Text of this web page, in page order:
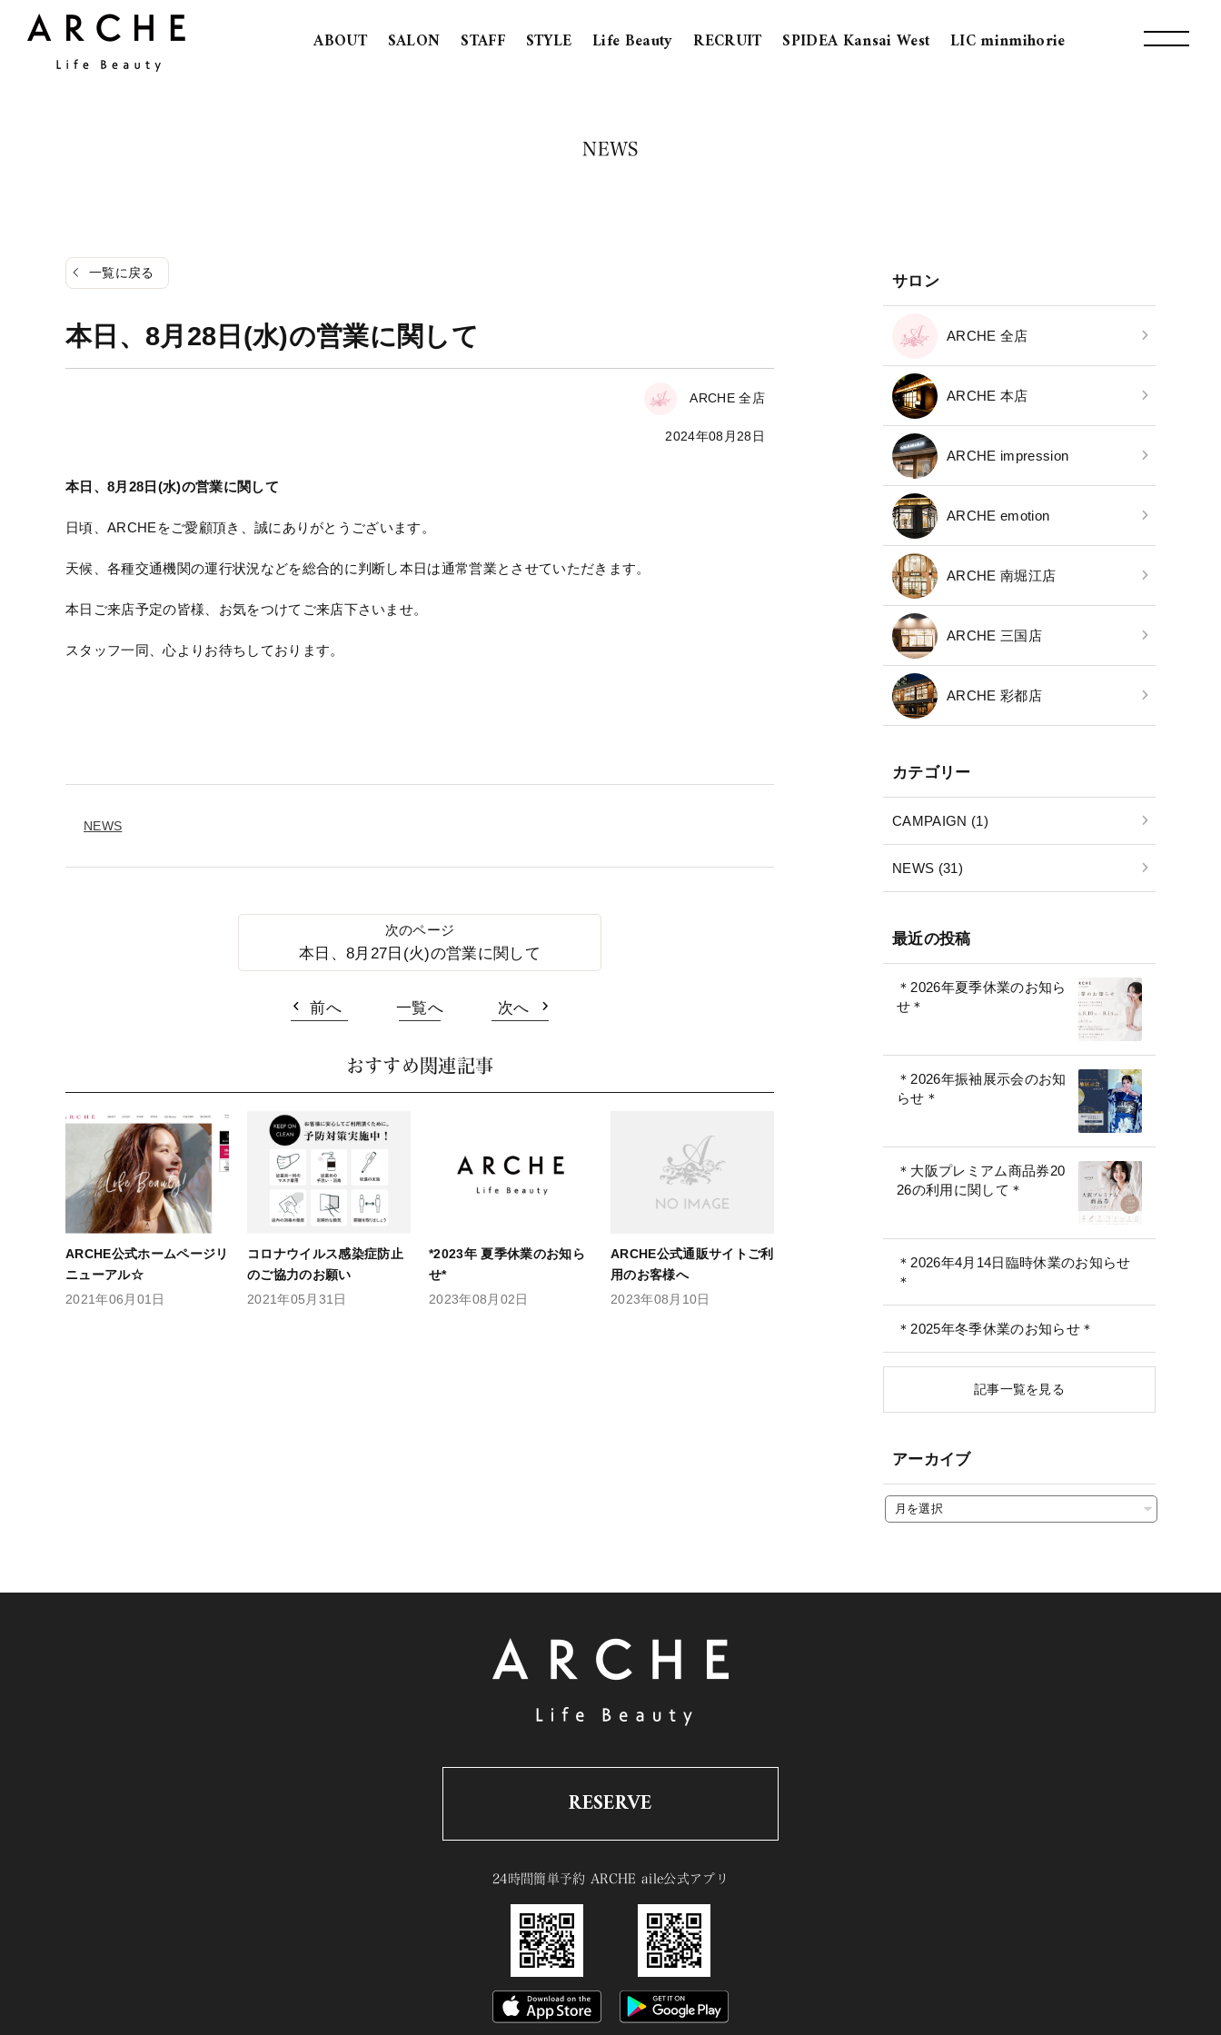
ABOUT SALON STAFF STYLE Life Beauty RECRUIT SPIDEA Kansai West LIC minmihorie
NEWS
一覧に戻る
本日、8月28日(水)の営業に関して
ARCHE 全店
2024年08月28日
本日、8月28日(水)の営業に関して
日頃、ARCHEをご愛顧頂き、誠にありがとうございます。
天候、各種交通機関の運行状況などを総合的に判断し本日は通常営業とさせていただきます。
本日ご来店予定の皆様、お気をつけてご来店下さいませ。
スタッフ一同、心よりお待ちしております。
NEWS
本日、8月27日(火)の営業に関して
前へ 一覧へ 次へ
おすすめ関連記事
ARCHE公式ホームページリ
ニューアル☆
2021年06月01日
コロナウイルス感染症防止
のご協力のお願い
2021年05月31日
*2023年 夏季休業のお知ら
せ*
2023年08月02日
ARCHE公式通販サイトご利
用のお客様へ
2023年08月10日
サロン
ARCHE 全店
ARCHE 本店
ARCHE impression
ARCHE emotion
ARCHE 南堀江店
ARCHE 三国店
ARCHE 彩都店
カテゴリー
CAMPAIGN (1)
NEWS (31)
最近の投稿
＊2026年夏季休業のお知ら
せ＊
＊2026年振袖展示会のお知
らせ＊
＊大阪プレミアム商品券20
26の利用に関して＊
＊2026年4月14日臨時休業のお知らせ
＊
＊2025年冬季休業のお知らせ＊
記事一覧を見る
アーカイブ
RESERVE
24時間簡単予約 ARCHE aile公式アプリ